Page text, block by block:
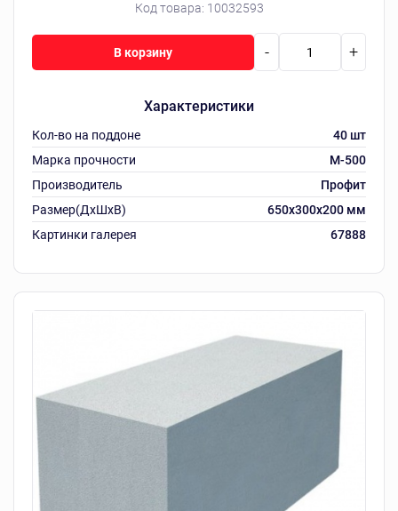
Код товара: 10032593
Характеристики
Кол-во на поддоне
40 шт
Марка прочности
М-500
Производитель
Профит
Размер(ДхШхВ)
650x300x200 мм
Картинки галерея
67888
- +
В корзину